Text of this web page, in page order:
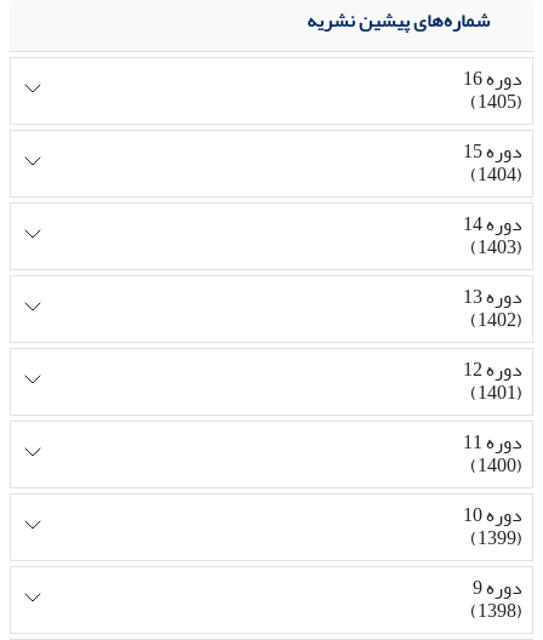
شماره‌های پیشین نشریه
دوره 16
(1405)
دوره 15
(1404)
دوره 14
(1403)
دوره 13
(1402)
دوره 12
(1401)
دوره 11
(1400)
دوره 10
(1399)
دوره 9
(1398)